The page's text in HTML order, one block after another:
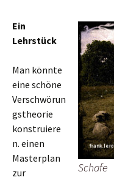
Schafe
Ein
Lehrstück
Man könnte
eine schöne
Verschwörun
gstheorie
konstruiere
n. einen
Masterplan
zur